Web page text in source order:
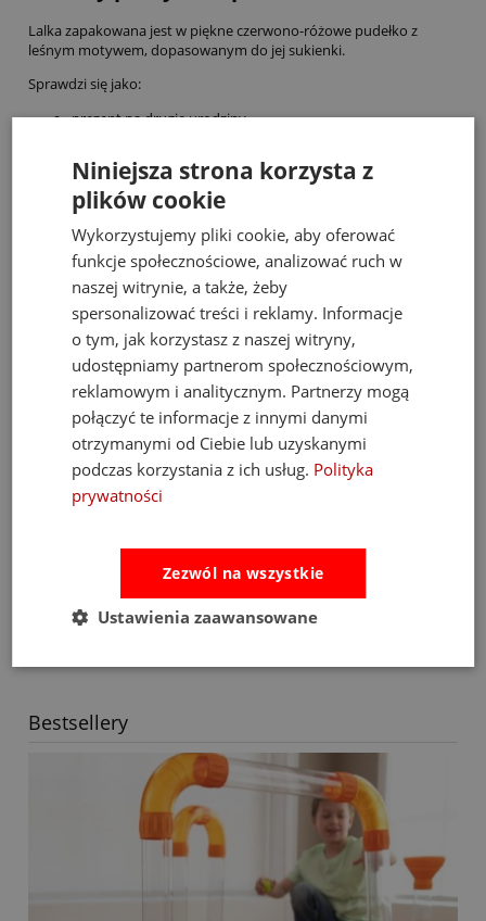
Lalka zapakowana jest w piękne czerwono-różowe pudełko z
leśnym motywem, dopasowanym do jej sukienki.
Sprawdzi się jako:
prezent na drugie urodziny
pierwsza lalka dla dziecka
wyjątkowy podarunek bez okazji
To miękka przyjaciółka, która może towarzyszyć dziecku w domu,
na spacerze i w podróży.
Lilliputiens – kreatywność i jakość
Belgijska marka Lilliputiens tworzy zabawki, które łączą wysoką
jakość wykonania z rozwijającą zabawą i pięknym designem.
Produkty powstają z myślą o wspieraniu rozwoju dziecka poprzez
bliskość, wyobraźnię i bezpieczne materiały.
Przyjaciółka na lata
Jeśli szukasz bezpiecznej, miękkiej lalki dla 2-latki lub 2-latka, która
doskonałym wyborem.
Bestsellery
Niniejsza strona korzysta z
plików cookie
Wykorzystujemy pliki cookie, aby oferować
funkcje społecznościowe, analizować ruch w
naszej witrynie, a także, żeby
spersonalizować treści i reklamy. Informacje
o tym, jak korzystasz z naszej witryny,
udostępniamy partnerom społecznościowym,
reklamowym i analitycznym. Partnerzy mogą
połączyć te informacje z innymi danymi
otrzymanymi od Ciebie lub uzyskanymi
podczas korzystania z ich usług. Polityka
prywatności
Zezwól na wszystkie
Ustawienia zaawansowane